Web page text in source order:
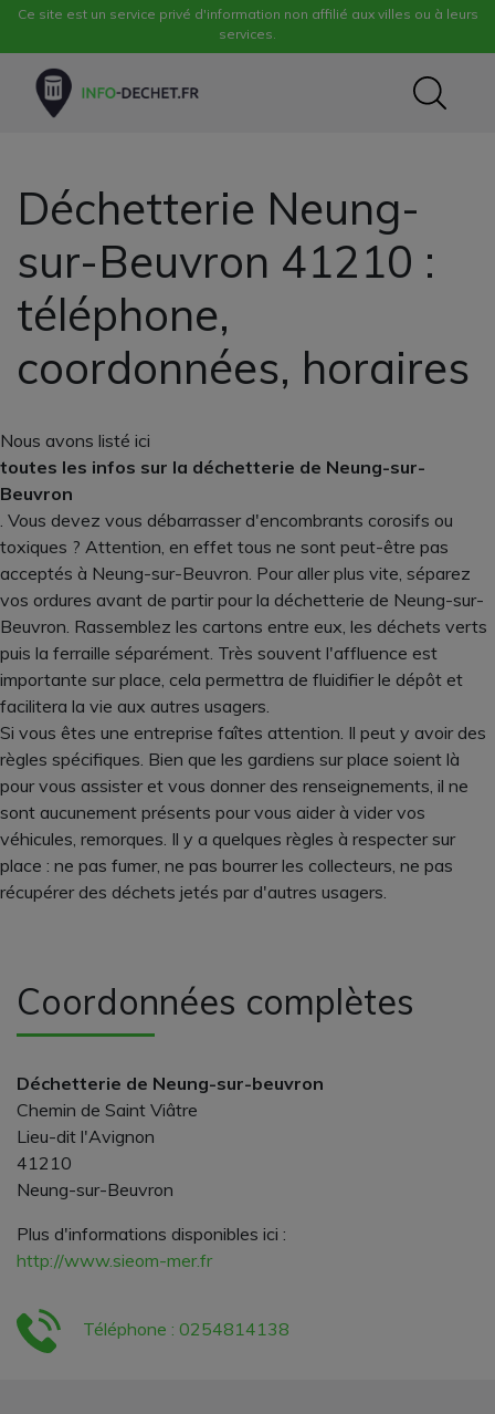
Ce site est un service privé d'information non affilié aux villes ou à leurs
services.
Déchetterie Neung-
sur-Beuvron 41210 :
téléphone,
coordonnées, horaires
Nous avons listé ici
toutes les infos sur la déchetterie de Neung-sur-
Beuvron
. Vous devez vous débarrasser d'encombrants corosifs ou
toxiques ? Attention, en effet tous ne sont peut-être pas
acceptés à Neung-sur-Beuvron. Pour aller plus vite, séparez
vos ordures avant de partir pour la déchetterie de Neung-sur-
Beuvron. Rassemblez les cartons entre eux, les déchets verts
puis la ferraille séparément. Très souvent l'affluence est
importante sur place, cela permettra de fluidifier le dépôt et
facilitera la vie aux autres usagers.
Si vous êtes une entreprise faîtes attention. Il peut y avoir des
règles spécifiques. Bien que les gardiens sur place soient là
pour vous assister et vous donner des renseignements, il ne
sont aucunement présents pour vous aider à vider vos
véhicules, remorques. Il y a quelques règles à respecter sur
place : ne pas fumer, ne pas bourrer les collecteurs, ne pas
récupérer des déchets jetés par d'autres usagers.
Coordonnées complètes
Déchetterie de Neung-sur-beuvron
Chemin de Saint Viâtre
Lieu-dit l'Avignon
41210
Neung-sur-Beuvron
Plus d'informations disponibles ici :
http://www.sieom-mer.fr
Téléphone : 0254814138